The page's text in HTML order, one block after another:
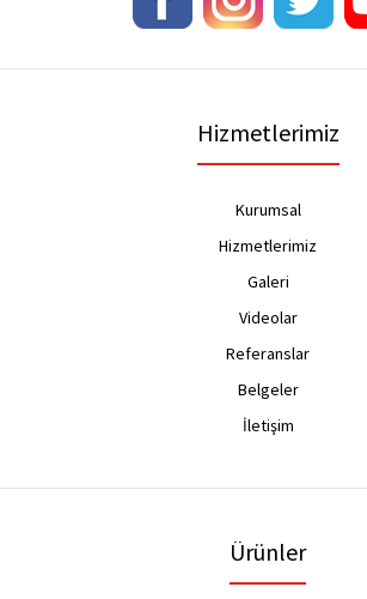
Hizmetlerimiz
Kurumsal
Hizmetlerimiz
Galeri
Videolar
Referanslar
Belgeler
İletişim
Ürünler